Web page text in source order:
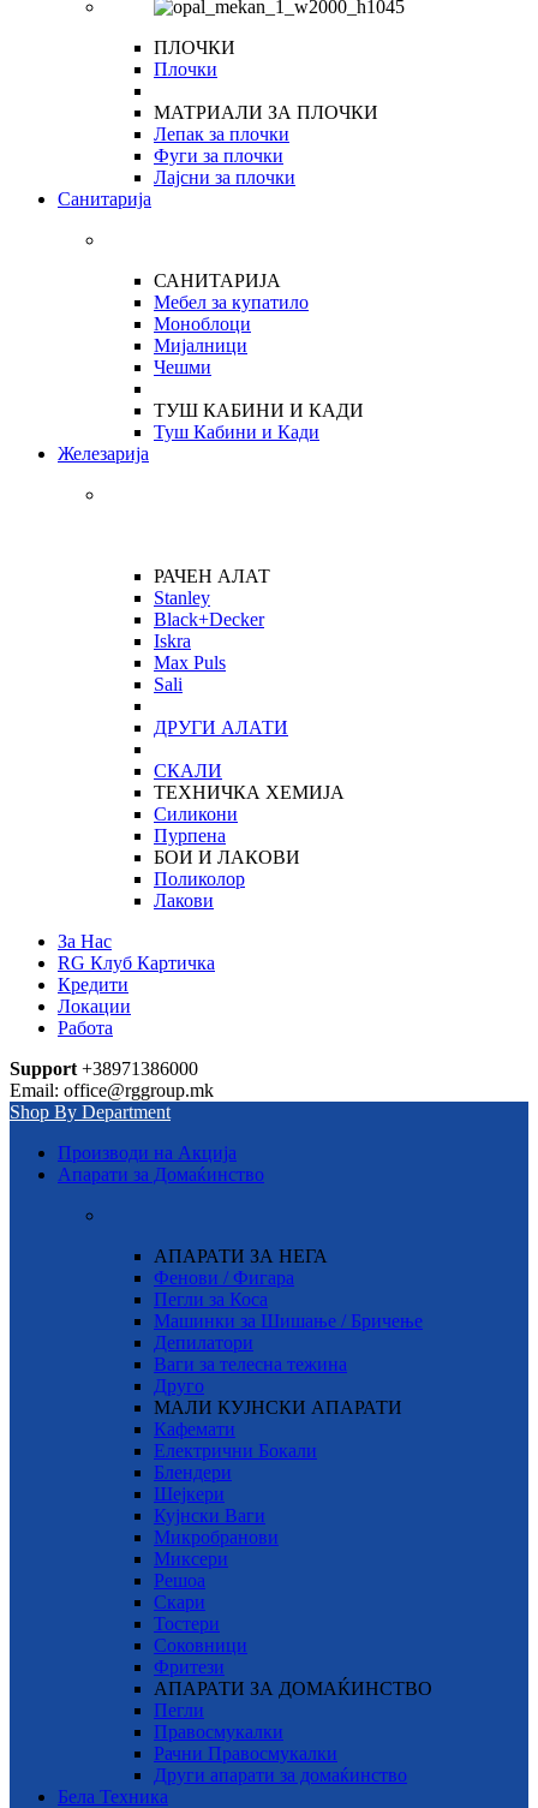
ПЛОЧКИ
Плочки
МАТРИАЛИ ЗА ПЛОЧКИ
Лепак за плочки
Фуги за плочки
Лајсни за плочки
Санитарија
САНИТАРИЈА
Мебел за купатило
Моноблоци
Мијалници
Чешми
ТУШ КАБИНИ И КАДИ
Туш Кабини и Кади
Железарија
РАЧЕН АЛАТ
Stanley
Black+Decker
Iskra
Max Puls
Sali
ДРУГИ АЛАТИ
СКАЛИ
ТЕХНИЧКА ХЕМИЈА
Силикони
Пурпена
БОИ И ЛАКОВИ
Поликолор
Лакови
За Нас
RG Клуб Картичка
Кредити
Локации
Работа
Support +38971386000
Email: office@rggroup.mk
Shop By Department
Производи на Акција
Апарати за Домаќинство
АПАРАТИ ЗА НЕГА
Фенови / Фигара
Пегли за Коса
Машинки за Шишање / Бричење
Депилатори
Ваги за телесна тежина
Друго
МАЛИ КУЈНСКИ АПАРАТИ
Кафемати
Електрични Бокали
Блендери
Шејкери
Кујнски Ваги
Микробранови
Миксери
Решоа
Скари
Тостери
Соковници
Фритези
АПАРАТИ ЗА ДОМАЌИНСТВО
Пегли
Правосмукалки
Рачни Правосмукалки
Други апарати за домаќинство
Бела Техника